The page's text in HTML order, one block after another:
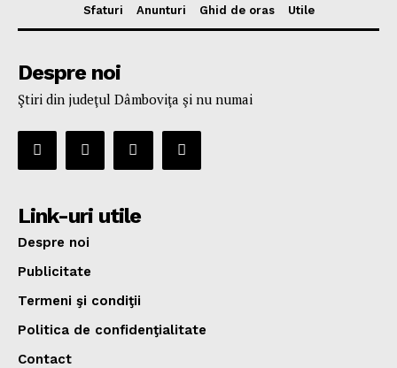
Sfaturi
Anunturi Ghid de oras Utile
Despre noi
Ştiri din judeţul Dâmboviţa şi nu numai
Link-uri utile
Despre noi
Publicitate
Termeni şi condiţii
Politica de confidenţialitate
Contact